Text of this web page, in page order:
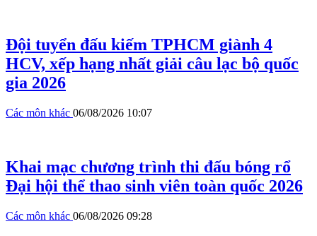
Đội tuyển đấu kiếm TPHCM giành 4
HCV, xếp hạng nhất giải câu lạc bộ quốc
gia 2026
Các môn khác 06/08/2026 10:07
Khai mạc chương trình thi đấu bóng rổ
Đại hội thể thao sinh viên toàn quốc 2026
Các môn khác 06/08/2026 09:28